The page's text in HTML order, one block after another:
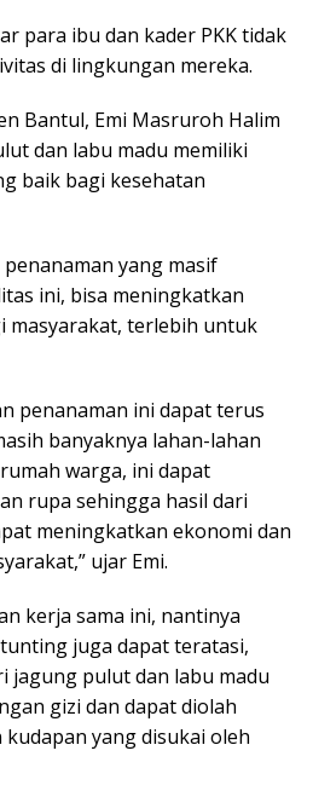
para ibu dan kader PKK tidak
di lingkungan mereka.
Bantul, Emi Masruroh Halim
dan labu madu memiliki
baik bagi kesehatan
yang masif
ini, bisa meningkatkan
masyarakat, terlebih untuk
penanaman ini dapat terus
banyaknya lahan-lahan
warga, ini dapat
rupa sehingga hasil dari
meningkatkan ekonomi dan
ujar Emi.
kerja sama ini, nantinya
juga dapat teratasi,
jagung pulut dan labu madu
gizi dan dapat diolah
yang disukai oleh